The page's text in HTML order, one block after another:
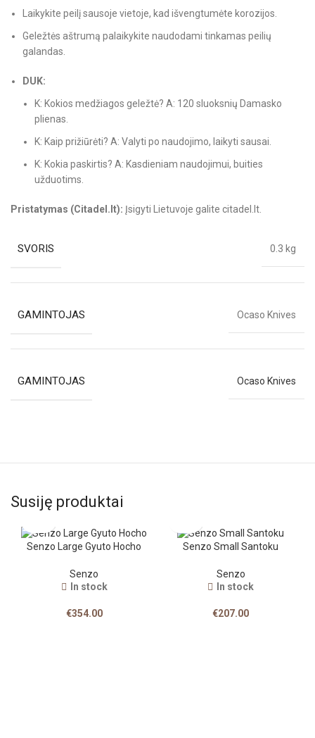
Laikykite peilį sausoje vietoje, kad išvengtumėte korozijos.
Geležtės aštrumą palaikykite naudodami tinkamas peilių
galandas.
DUK:
K: Kokios medžiagos geležtė? A: 120 sluoksnių Damasko
plienas.
K: Kaip prižiūrėti? A: Valyti po naudojimo, laikyti sausai.
K: Kokia paskirtis? A: Kasdieniam naudojimui, buities
užduotims.
Pristatymas (Citadel.lt): Įsigyti Lietuvoje galite citadel.lt.
SVORIS 0.3 kg
GAMINTOJAS Ocaso Knives
GAMINTOJAS Ocaso Knives
Susiję produktai
Senzo Large Gyuto Hocho
Senzo
In stock
€354.00
Senzo Small Santoku
Senzo
In stock
€207.00